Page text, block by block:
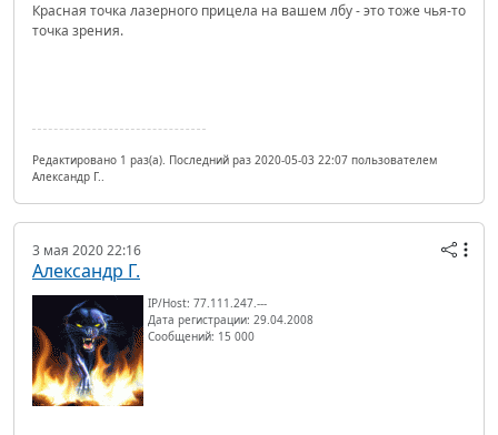
Красная точка лазерного прицела на вашем лбу - это тоже чья-то
точка зрения.
Редактировано 1 раз(а). Последний раз 2020-05-03 22:07 пользователем
Александр Г..
3 мая 2020 22:16
Александр Г.
IP/Host: 77.111.247.---
Дата регистрации: 29.04.2008
Сообщений: 15 000